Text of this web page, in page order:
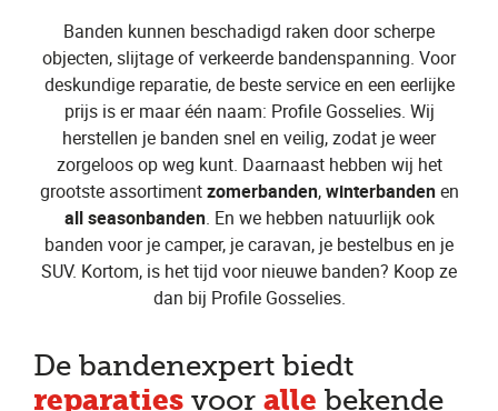
Banden kunnen beschadigd raken door scherpe
objecten, slijtage of verkeerde bandenspanning. Voor
deskundige reparatie, de beste service en een eerlijke
prijs is er maar één naam: Profile Gosselies. Wij
herstellen je banden snel en veilig, zodat je weer
zorgeloos op weg kunt. Daarnaast hebben wij het
grootste assortimentzomerbanden,winterbandenen
all seasonbanden. En we hebben natuurlijk ook
banden voor je camper, je caravan, je bestelbus en je
SUV. Kortom, is het tijd voor nieuwe banden? Koop ze
dan bij Profile Gosselies.
De bandenexpert biedt
reparaties voor alle bekende